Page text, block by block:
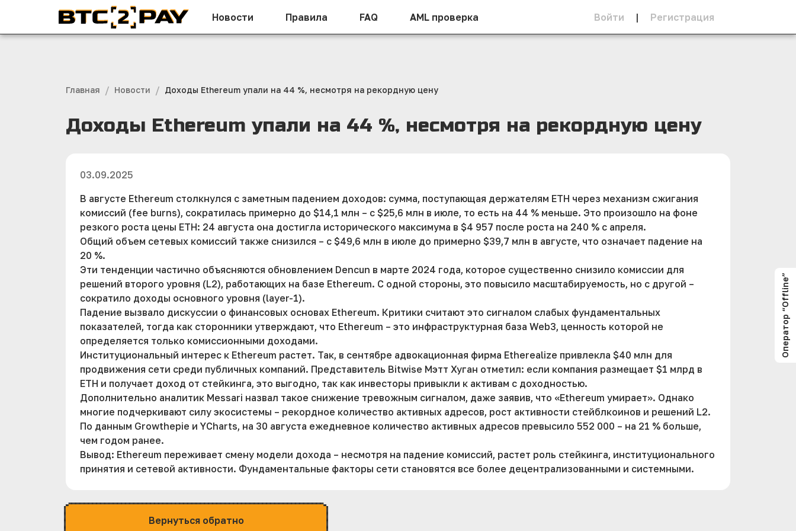
Новости Правила FAQ AML проверка Войти | Регистрация
Главная / Новости / Доходы Ethereum упали на 44 %, несмотря на рекордную цену
Доходы Ethereum упали на 44 %, несмотря на рекордную цену
03.09.2025
В августе Ethereum столкнулся с заметным падением доходов: сумма, поступающая держателям ETH через механизм сжигания
комиссий (fee burns), сократилась примерно до $14,1 млн – с $25,6 млн в июле, то есть на 44 % меньше. Это произошло на фоне
резкого роста цены ETH: 24 августа она достигла исторического максимума в $4 957 после роста на 240 % с апреля.
Общий объем сетевых комиссий также снизился – с $49,6 млн в июле до примерно $39,7 млн в августе, что означает падение на
20 %.
Эти тенденции частично объясняются обновлением Dencun в марте 2024 года, которое существенно снизило комиссии для
решений второго уровня (L2), работающих на базе Ethereum. С одной стороны, это повысило масштабируемость, но с другой –
сократило доходы основного уровня (layer-1).
Падение вызвало дискуссии о финансовых основах Ethereum. Критики считают это сигналом слабых фундаментальных
показателей, тогда как сторонники утверждают, что Ethereum – это инфраструктурная база Web3, ценность которой не
определяется только комиссионными доходами.
Институциональный интерес к Ethereum растет. Так, в сентябре адвокационная фирма Etherealize привлекла $40 млн для
продвижения сети среди публичных компаний. Представитель Bitwise Мэтт Хуган отметил: если компания размещает $1 млрд в
ETH и получает доход от стейкинга, это выгодно, так как инвесторы привыкли к активам с доходностью.
Дополнительно аналитик Messari назвал такое снижение тревожным сигналом, даже заявив, что «Ethereum умирает». Однако
многие подчеркивают силу экосистемы – рекордное количество активных адресов, рост активности стейблкоинов и решений L2.
По данным Growthepie и YCharts, на 30 августа ежедневное количество активных адресов превысило 552 000 – на 21 % больше,
чем годом ранее.
Вывод: Ethereum переживает смену модели дохода – несмотря на падение комиссий, растет роль стейкинга, институционального
принятия и сетевой активности. Фундаментальные факторы сети становятся все более децентрализованными и системными.
Вернуться обратно
Оператор “Offline”